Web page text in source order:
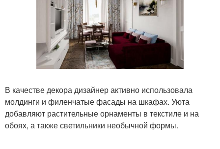
В качестве декора дизайнер активно использовала
молдинги и филенчатые фасады на шкафах. Уюта
добавляют растительные орнаменты в текстиле и на
обоях, а также светильники необычной формы.